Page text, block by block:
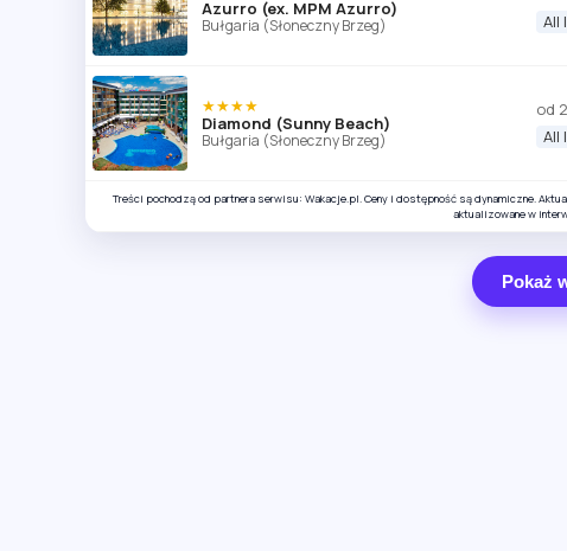
Azurro (ex. MPM Azurro)
Bułgaria (Słoneczny Brzeg)
All
★★★★
Diamond (Sunny Beach)
Bułgaria (Słoneczny Brzeg)
od
All
Treści pochodzą od partnera serwisu: Wakacje.pl. Ceny i dostępność są dynamiczne.
aktualizowane w
Pokaż